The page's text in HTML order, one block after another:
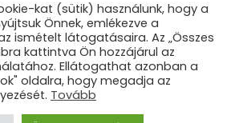
Küldés
kat (sütik) használunk, hogy a
Önnek, emlékezve a
ismételt látogatásaira. Az „Összes
kattintva Ön hozzájárul az
Ellátogathat azonban a
oldalra, hogy megadja az
Tovább